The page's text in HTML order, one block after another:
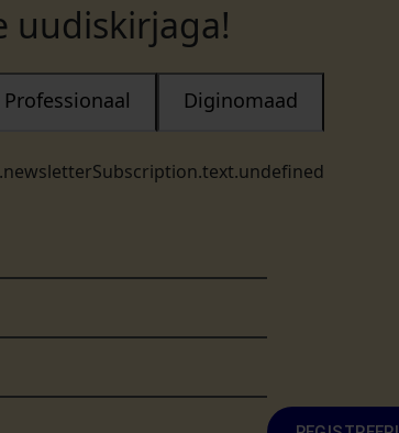
uudiskirjaga!
Professionaal Diginomaad